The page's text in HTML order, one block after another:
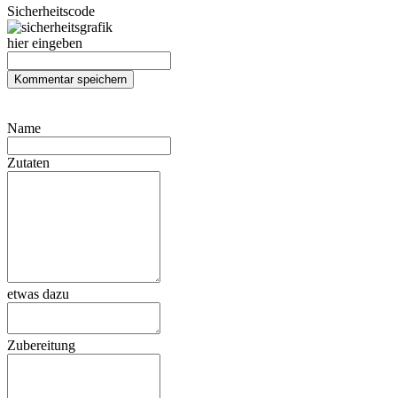
Sicherheitscode
hier eingeben
Name
Zutaten
etwas dazu
Zubereitung